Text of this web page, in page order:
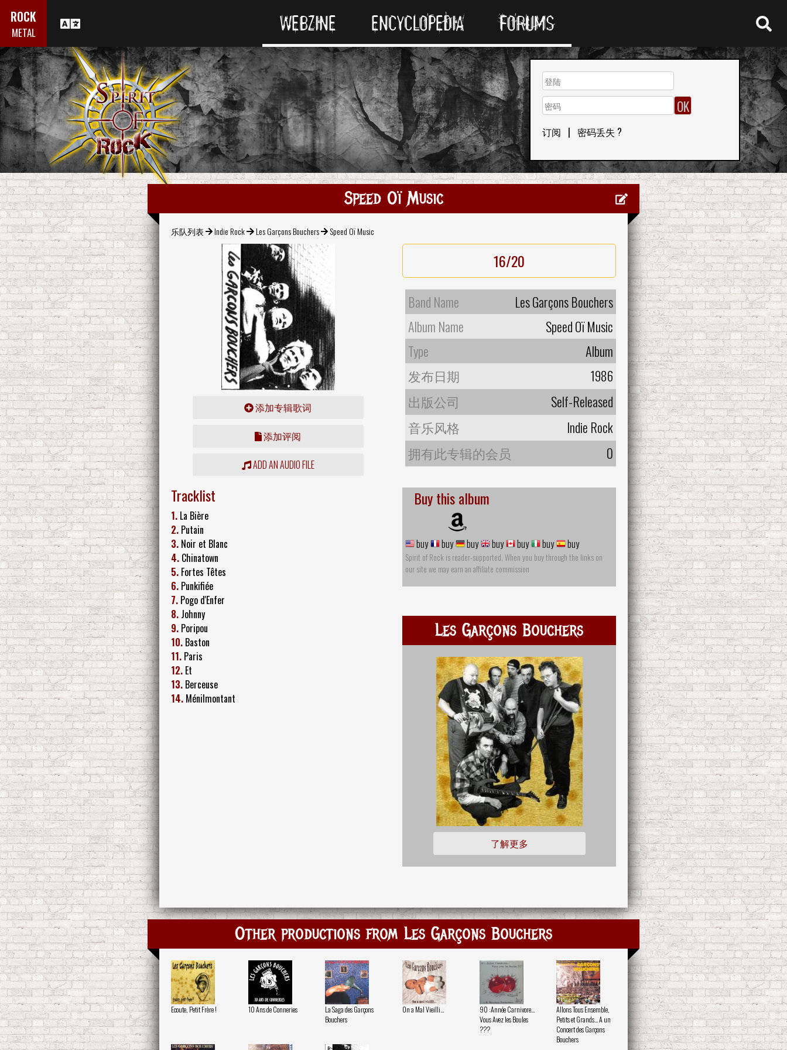
ROCK
METAL WEBZINE ENCYCLOPEDIA FORUMS
订阅 | 密码丢失 ?
Speed Oï Music
乐队列表 Indie Rock Les Garçons Bouchers Speed Oï Music
添加专辑歌词
添加评阅
ADD AN AUDIO FILE
16/20
Band Name
Les Garçons Bouchers
Album Name
Speed Oï Music
Type
Album
发布日期
1986
出版公司
Self-Released
音乐风格
Indie Rock
拥有此专辑的会员
0
Tracklist
1. La Bière
2. Putain
3. Noir et Blanc
4. Chinatown
5. Fortes Têtes
6. Punkifiée
7. Pogo d'Enfer
8. Johnny
9. Poripou
10. Baston
11. Paris
12. Et
13. Berceuse
14. Ménilmontant
Buy this album
buy buy buy buy buy buy buy
Spirit of Rock is reader-supported. When you buy through the links on
our site we may earn an affiliate commission
Les Garçons Bouchers
了解更多
Other productions from Les Garçons Bouchers
Ecoute, Petit Frère ! 10 Ans de Conneries
La Saga des Garçons
Bouchers
On a Mal Vieilli...
90 :Année Carnivore...
Vous Avez les Boules
???
Allons Tous Ensemble,
Petits et Grands... A un
Concert des Garçons
Bouchers